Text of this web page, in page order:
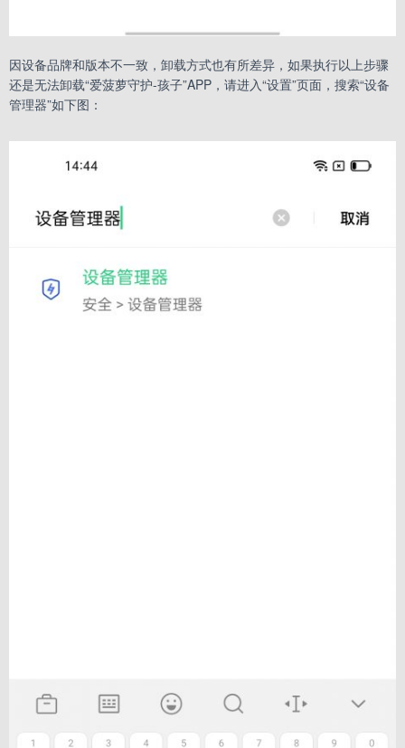
因设备品牌和版本不一致，卸载方式也有所差异，如果执行以上步骤
还是无法卸载“爱菠萝守护-孩子”APP，请进入“设置”页面，搜索“设备
管理器”如下图：